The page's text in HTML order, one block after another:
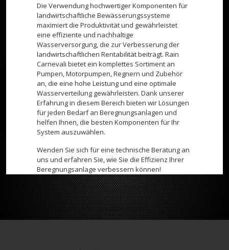
Die Verwendung hochwertiger Komponenten für
landwirtschaftliche Bewässerungssysteme
maximiert die Produktivität und gewährleistet
eine effiziente und nachhaltige
Wasserversorgung, die zur Verbesserung der
landwirtschaftlichen Rentabilität beiträgt. Rain
Carnevali bietet ein komplettes Sortiment an
Pumpen, Motorpumpen, Regnern und Zubehör
an, die eine hohe Leistung und eine optimale
Wasserverteilung gewährleisten. Dank unserer
Erfahrung in diesem Bereich bieten wir Lösungen
für jeden Bedarf an Beregnungsanlagen und
helfen Ihnen, die besten Komponenten für Ihr
System auszuwählen.
Wenden Sie sich für eine technische Beratung an
uns und erfahren Sie, wie Sie die Effizienz Ihrer
Beregnungsanlage verbessern können!